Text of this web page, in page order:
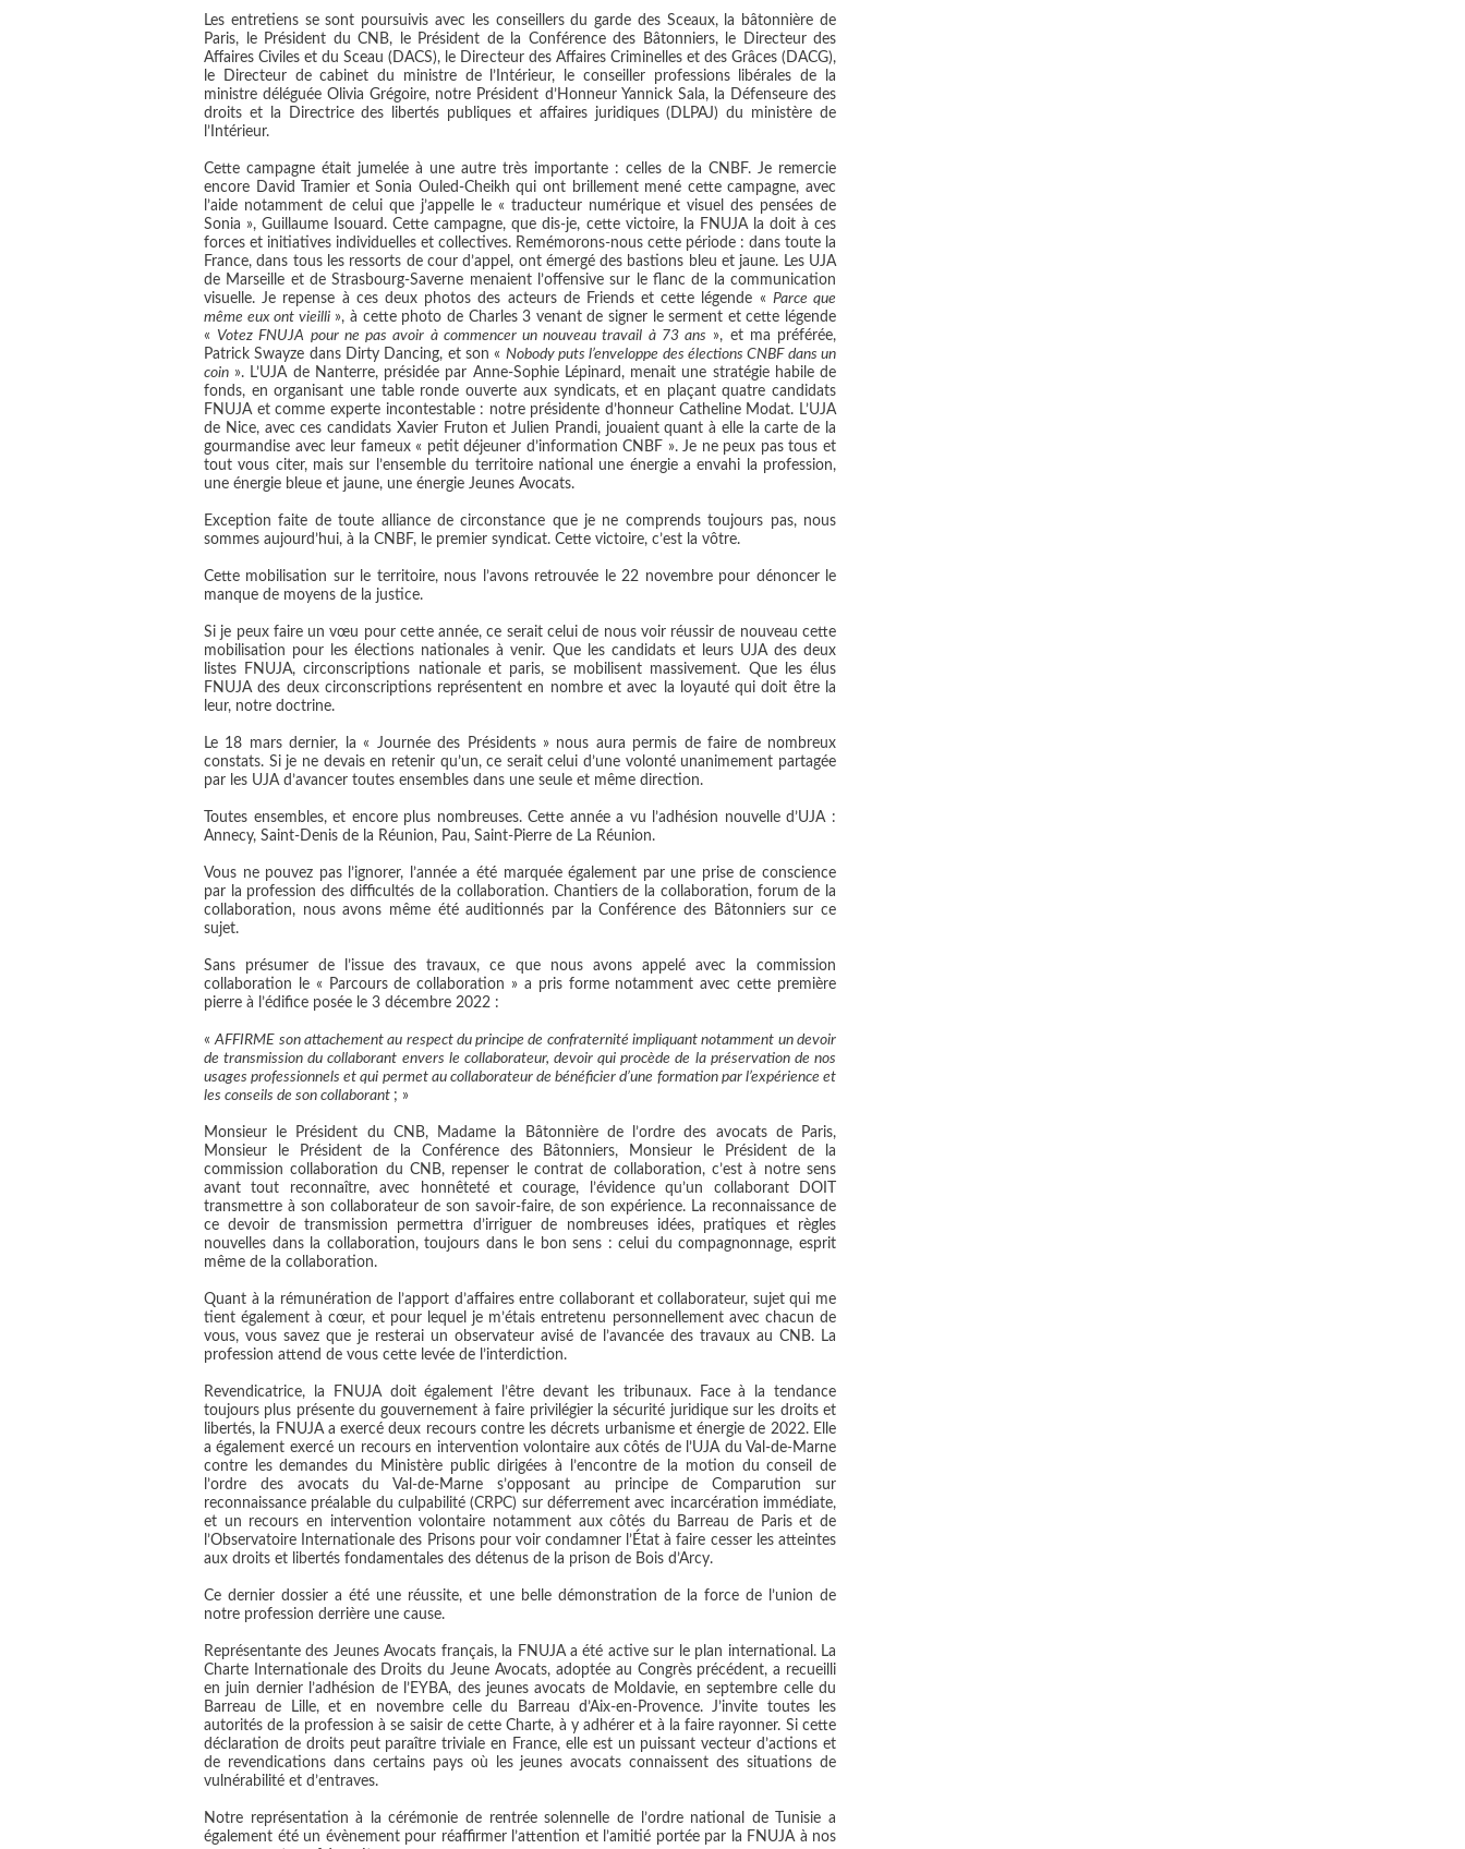
Les entretiens se sont poursuivis avec les conseillers du garde des Sceaux, la bâtonnière de
Paris, le Président du CNB, le Président de la Conférence des Bâtonniers, le Directeur des
Affaires Civiles et du Sceau (DACS), le Directeur des Affaires Criminelles et des Grâces (DACG),
le Directeur de cabinet du ministre de l’Intérieur, le conseiller professions libérales de la
ministre déléguée Olivia Grégoire, notre Président d’Honneur Yannick Sala, la Défenseure des
droits et la Directrice des libertés publiques et affaires juridiques (DLPAJ) du ministère de
l’Intérieur.
Cette campagne était jumelée à une autre très importante : celles de la CNBF. Je remercie
encore David Tramier et Sonia Ouled-Cheikh qui ont brillement mené cette campagne, avec
l’aide notamment de celui que j’appelle le « traducteur numérique et visuel des pensées de
Sonia », Guillaume Isouard. Cette campagne, que dis-je, cette victoire, la FNUJA la doit à ces
forces et initiatives individuelles et collectives. Remémorons-nous cette période : dans toute la
France, dans tous les ressorts de cour d’appel, ont émergé des bastions bleu et jaune. Les UJA
de Marseille et de Strasbourg-Saverne menaient l’offensive sur le flanc de la communication
visuelle. Je repense à ces deux photos des acteurs de Friends et cette légende « Parce que
même eux ont vieilli», à cette photo de Charles 3 venant de signer le serment et cette légende
« Votez FNUJA pour ne pas avoir à commencer un nouveau travail à 73 ans », et ma préférée,
Patrick Swayze dans Dirty Dancing, et son « Nobody puts l’enveloppe des élections CNBF dans un
coin ». L’UJA de Nanterre, présidée par Anne-Sophie Lépinard, menait une stratégie habile de
fonds, en organisant une table ronde ouverte aux syndicats, et en plaçant quatre candidats
FNUJA et comme experte incontestable : notre présidente d’honneur Catheline Modat. L’UJA
de Nice, avec ces candidats Xavier Fruton et Julien Prandi, jouaient quant à elle la carte de la
gourmandise avec leur fameux « petit déjeuner d’information CNBF ». Je ne peux pas tous et
tout vous citer, mais sur l’ensemble du territoire national une énergie a envahi la profession,
une énergie bleue et jaune, une énergie Jeunes Avocats.
Exception faite de toute alliance de circonstance que je ne comprends toujours pas, nous
sommes aujourd’hui, à la CNBF, le premier syndicat. Cette victoire, c’est la vôtre.
Cette mobilisation sur le territoire, nous l’avons retrouvée le 22 novembre pour dénoncer le
manque de moyens de la justice.
Si je peux faire un vœu pour cette année, ce serait celui de nous voir réussir de nouveau cette
mobilisation pour les élections nationales à venir. Que les candidats et leurs UJA des deux
listes FNUJA, circonscriptions nationale et paris, se mobilisent massivement. Que les élus
FNUJA des deux circonscriptions représentent en nombre et avec la loyauté qui doit être la
leur, notre doctrine.
Le 18 mars dernier, la « Journée des Présidents » nous aura permis de faire de nombreux
constats. Si je ne devais en retenir qu’un, ce serait celui d’une volonté unanimement partagée
par les UJA d’avancer toutes ensembles dans une seule et même direction.
Toutes ensembles, et encore plus nombreuses. Cette année a vu l’adhésion nouvelle d’UJA :
Annecy, Saint-Denis de la Réunion, Pau, Saint-Pierre de La Réunion.
Vous ne pouvez pas l’ignorer, l’année a été marquée également par une prise de conscience
par la profession des difficultés de la collaboration. Chantiers de la collaboration, forum de la
collaboration, nous avons même été auditionnés par la Conférence des Bâtonniers sur ce
sujet.
Sans présumer de l’issue des travaux, ce que nous avons appelé avec la commission
collaboration le « Parcours de collaboration » a pris forme notamment avec cette première
pierre à l’édifice posée le 3 décembre 2022 :
«AFFIRME son attachement au respect du principe de confraternité impliquant notamment un devoir
de transmission du collaborant envers le collaborateur, devoir qui procède de la préservation de nos
usages professionnels et qui permet au collaborateur de bénéficier d’une formation par l’expérience et
les conseils de son collaborant ; »
Monsieur le Président du CNB, Madame la Bâtonnière de l’ordre des avocats de Paris,
Monsieur le Président de la Conférence des Bâtonniers, Monsieur le Président de la
commission collaboration du CNB, repenser le contrat de collaboration, c’est à notre sens
avant tout reconnaître, avec honnêteté et courage, l’évidence qu’un collaborant DOIT
transmettre à son collaborateur de son savoir-faire, de son expérience. La reconnaissance de
ce devoir de transmission permettra d’irriguer de nombreuses idées, pratiques et règles
nouvelles dans la collaboration, toujours dans le bon sens : celui du compagnonnage, esprit
même de la collaboration.
Quant à la rémunération de l’apport d’affaires entre collaborant et collaborateur, sujet qui me
tient également à cœur, et pour lequel je m’étais entretenu personnellement avec chacun de
vous, vous savez que je resterai un observateur avisé de l’avancée des travaux au CNB. La
profession attend de vous cette levée de l’interdiction.
Revendicatrice, la FNUJA doit également l’être devant les tribunaux. Face à la tendance
toujours plus présente du gouvernement à faire privilégier la sécurité juridique sur les droits et
libertés, la FNUJA a exercé deux recours contre les décrets urbanisme et énergie de 2022. Elle
a également exercé un recours en intervention volontaire aux côtés de l’UJA du Val-de-Marne
contre les demandes du Ministère public dirigées à l’encontre de la motion du conseil de
l’ordre des avocats du Val-de-Marne s’opposant au principe de Comparution sur
reconnaissance préalable du culpabilité (CRPC) sur déferrement avec incarcération immédiate,
et un recours en intervention volontaire notamment aux côtés du Barreau de Paris et de
l’Observatoire Internationale des Prisons pour voir condamner l’État à faire cesser les atteintes
aux droits et libertés fondamentales des détenus de la prison de Bois d’Arcy.
Ce dernier dossier a été une réussite, et une belle démonstration de la force de l’union de
notre profession derrière une cause.
Représentante des Jeunes Avocats français, la FNUJA a été active sur le plan international. La
Charte Internationale des Droits du Jeune Avocats, adoptée au Congrès précédent, a recueilli
en juin dernier l’adhésion de l’EYBA, des jeunes avocats de Moldavie, en septembre celle du
Barreau de Lille, et en novembre celle du Barreau d’Aix-en-Provence. J’invite toutes les
autorités de la profession à se saisir de cette Charte, à y adhérer et à la faire rayonner. Si cette
déclaration de droits peut paraître triviale en France, elle est un puissant vecteur d’actions et
de revendications dans certains pays où les jeunes avocats connaissent des situations de
vulnérabilité et d’entraves.
Notre représentation à la cérémonie de rentrée solennelle de l’ordre national de Tunisie a
également été un évènement pour réaffirmer l’attention et l’amitié portée par la FNUJA à nos